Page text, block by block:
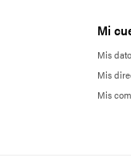
Mi
Mis
Mis
Mis